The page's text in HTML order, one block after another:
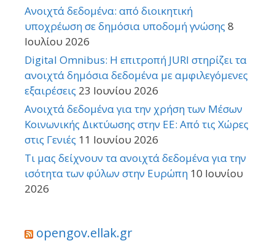
Ανοιχτά δεδομένα: από διοικητική
υποχρέωση σε δημόσια υποδομή γνώσης 8
Ιουλίου 2026
Digital Omnibus: Η επιτροπή JURI στηρίζει τα
ανοιχτά δημόσια δεδομένα με αμφιλεγόμενες
εξαιρέσεις 23 Ιουνίου 2026
Ανοιχτά δεδομένα για την χρήση των Μέσων
Κοινωνικής Δικτύωσης στην ΕΕ: Από τις Χώρες
στις Γενιές 11 Ιουνίου 2026
Τι μας δείχνουν τα ανοιχτά δεδομένα για την
ισότητα των φύλων στην Ευρώπη 10 Ιουνίου
2026
opengov.ellak.gr